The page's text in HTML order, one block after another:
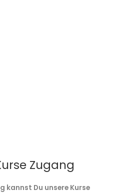
Zugang
kannst Du unsere Kurse